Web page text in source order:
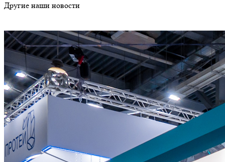
Другие наши новости